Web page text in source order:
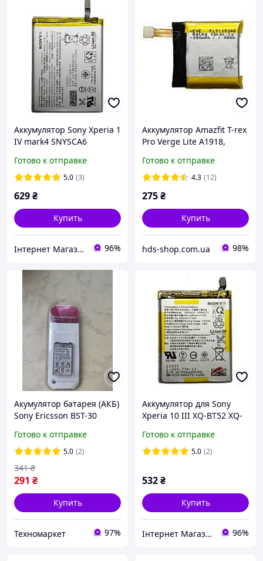
Аккумулятор Sony Xperia 1
IV mark4 SNYSCA6
Готово к отправке
5.0 (3)
629₴
Купить
Інтернет Магазин "max-it.com.ua" 96%
Аккумулятор Amazfit T-rex
Pro Verge Lite A1918,
PRC
Готово к отправке
4.3 (12)
275₴
Купить
hds-shop.com.ua 98%
Акумулятор батарея (АКБ)
Sony Еricsson BST-30
Готово к отправке
5.0 (2)
291 ₴
341 ₴
Купить
Техномаркет 97%
Аккумулятор для Sony
Xperia 10 III XQ-BT52 XQ-
SNYSAC5
Готово к отправке
5.0 (2)
532₴
Купить
Інтернет Магазин "max-it.com.ua" 96%